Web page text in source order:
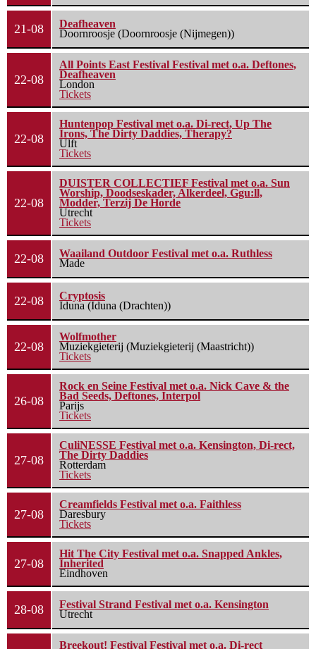
21-08
Deafheaven
Doornroosje (Doornroosje (Nijmegen))
22-08
All Points East Festival Festival met o.a. Deftones,
Deafheaven
London
Tickets
22-08
Huntenpop Festival met o.a. Di-rect, Up The
Irons, The Dirty Daddies, Therapy?
Ulft
Tickets
22-08
DUISTER COLLECTIEF Festival met o.a. Sun
Worship, Doodseskader, Alkerdeel, Ggu:ll,
Modder, Terzij De Horde
Utrecht
Tickets
22-08
Waailand Outdoor Festival met o.a. Ruthless
Made
22-08
Cryptosis
Iduna (Iduna (Drachten))
22-08
Wolfmother
Muziekgieterij (Muziekgieterij (Maastricht))
Tickets
26-08
Rock en Seine Festival met o.a. Nick Cave & the
Bad Seeds, Deftones, Interpol
Parijs
Tickets
27-08
CuliNESSE Festival met o.a. Kensington, Di-rect,
The Dirty Daddies
Rotterdam
Tickets
27-08
Creamfields Festival met o.a. Faithless
Daresbury
Tickets
27-08
Hit The City Festival met o.a. Snapped Ankles,
Inherited
Eindhoven
28-08
Festival Strand Festival met o.a. Kensington
Utrecht
Breekout! Festival Festival met o.a. Di-rect